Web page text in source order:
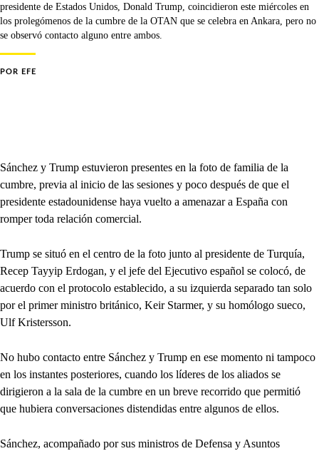
presidente de Estados Unidos, Donald Trump, coincidieron este miércoles en
los prolegómenos de la cumbre de la OTAN que se celebra en Ankara, pero no
se observó contacto alguno entre ambos.
POR EFE
Sánchez y Trump estuvieron presentes en la foto de familia de la
cumbre, previa al inicio de las sesiones y poco después de que el
presidente estadounidense haya vuelto a amenazar a España con
romper toda relación comercial.
Trump se situó en el centro de la foto junto al presidente de Turquía,
Recep Tayyip Erdogan, y el jefe del Ejecutivo español se colocó, de
acuerdo con el protocolo establecido, a su izquierda separado tan solo
por el primer ministro británico, Keir Starmer, y su homólogo sueco,
Ulf Kristersson.
No hubo contacto entre Sánchez y Trump en ese momento ni tampoco
en los instantes posteriores, cuando los líderes de los aliados se
dirigieron a la sala de la cumbre en un breve recorrido que permitió
que hubiera conversaciones distendidas entre algunos de ellos.
Sánchez, acompañado por sus ministros de Defensa y Asuntos